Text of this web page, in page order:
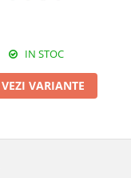
IN STOC
VEZI VARIANTE